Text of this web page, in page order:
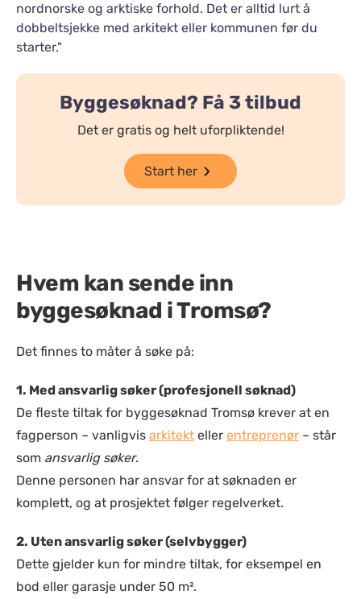
nordnorske og arktiske forhold. Det er alltid lurt å
dobbeltsjekke med arkitekt eller kommunen før du
starter."
Byggesøknad? Få 3 tilbud
Det er gratis og helt uforpliktende!
Start her
Hvem kan sende inn
byggesøknad i Tromsø?
Det finnes to måter å søke på:
1. Med ansvarlig søker (profesjonell søknad)
De fleste tiltak for byggesøknad Tromsø krever at en
fagperson – vanligvis arkitekt eller entreprenør – står
som ansvarlig søker.
Denne personen har ansvar for at søknaden er
komplett, og at prosjektet følger regelverket.
2. Uten ansvarlig søker (selvbygger)
Dette gjelder kun for mindre tiltak, for eksempel en
bod eller garasje under 50 m².